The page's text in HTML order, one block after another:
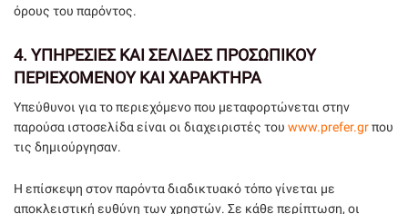
όρους του παρόντος.
4. ΥΠΗΡΕΣΙΕΣ ΚΑΙ ΣΕΛΙΔΕΣ ΠΡΟΣΩΠΙΚΟΥ
ΠΕΡΙΕΧΟΜΕΝΟΥ ΚΑΙ ΧΑΡΑΚΤΗΡΑ
Υπεύθυνοι για το περιεχόμενο που μεταφορτώνεται στην
παρούσα ιστοσελίδα είναι οι διαχειριστές του www.prefer.grπου
τις δημιούργησαν.
Η επίσκεψη στον παρόντα διαδικτυακό τόπο γίνεται με
αποκλειστική ευθύνη των χρηστών. Σε κάθε περίπτωση, οι